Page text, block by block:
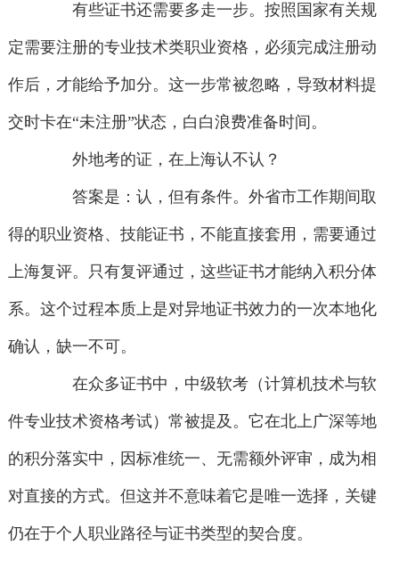
有些证书还需要多走一步。按照国家有关规
定需要注册的专业技术类职业资格，必须完成注册动
作后，才能给予加分。这一步常被忽略，导致材料提
交时卡在“未注册”状态，白白浪费准备时间。
外地考的证，在上海认不认？
答案是：认，但有条件。外省市工作期间取
得的职业资格、技能证书，不能直接套用，需要通过
上海复评。只有复评通过，这些证书才能纳入积分体
系。这个过程本质上是对异地证书效力的一次本地化
确认，缺一不可。
在众多证书中，中级软考（计算机技术与软
件专业技术资格考试）常被提及。它在北上广深等地
的积分落实中，因标准统一、无需额外评审，成为相
对直接的方式。但这并不意味着它是唯一选择，关键
仍在于个人职业路径与证书类型的契合度。